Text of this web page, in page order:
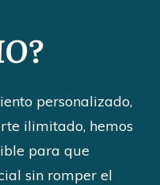
personalizado,
ilimitado, hemos
para que
sin romper el